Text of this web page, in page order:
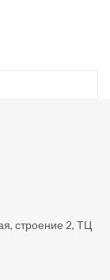
строение 2, ТЦ